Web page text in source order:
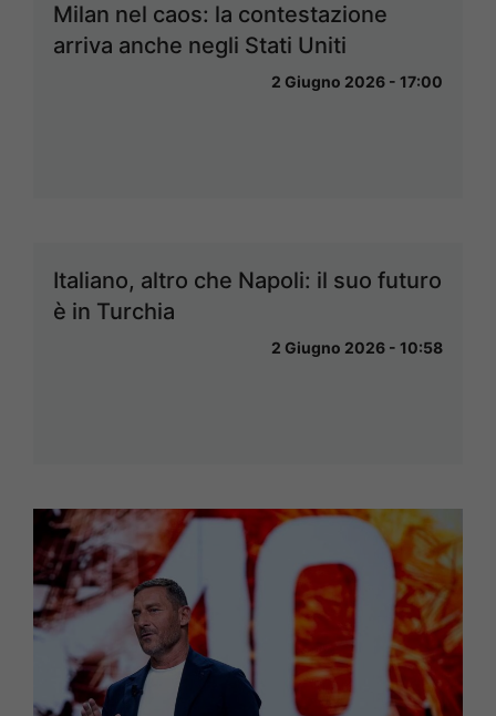
Milan nel caos: la contestazione
arriva anche negli Stati Uniti
2 Giugno 2026 - 17:00
Italiano, altro che Napoli: il suo futuro
è in Turchia
2 Giugno 2026 - 10:58